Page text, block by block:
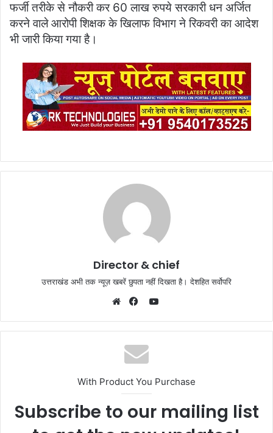
फर्जी तरीके से नौकरी कर 60 लाख रुपये सरकारी धन अर्जित
करने वाले आरोपी शिक्षक के खिलाफ विभाग ने रिकवरी का आदेश
भी जारी किया गया है।
Director & chief
उत्तराखंड अभी तक न्यूज़ खबरें छुपता नहीं दिखता है। देशहित सर्वोपरि
YouTube
With Product You Purchase
Subscribe to our mailing list